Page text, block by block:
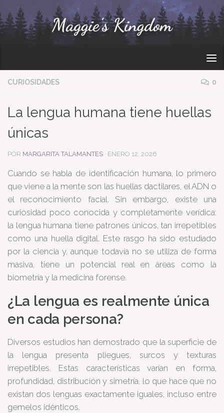
Bajo el contenido
CURIOSIDADES 0
La lengua humana tiene huellas
únicas
POR MARGARITA TALAMANTES · ENERO 12, 2026
Cuando se habla de identificación humana, lo primero
que viene a la mente son las huellas dactilares, el ADN o
el reconocimiento facial. Sin embargo, existe una
curiosidad poco conocida y completamente verídica:
la lengua humana tiene patrones únicos, tan irrepetibles
como una huella digital. Este rasgo ha sido estudiado
por la ciencia y, aunque todavía no se utiliza de forma
masiva, tiene un potencial real en áreas como la
biometría y la medicina forense.
¿La lengua es realmente única
en cada persona?
Diversos estudios han demostrado que la superficie de
la lengua presenta pliegues, surcos y texturas
irrepetibles. Estas características varían en forma,
profundidad, distribución y simetría, lo que hace que no
existan dos lenguas exactamente iguales, incluso entre
gemelos idénticos.